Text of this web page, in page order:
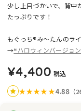
少し上目づかいで、背中
たっぷりです！
もぐっち®み～たんのラ
→❝ハロウィンバージョ
¥4,400 税込
★★★★★4.88（